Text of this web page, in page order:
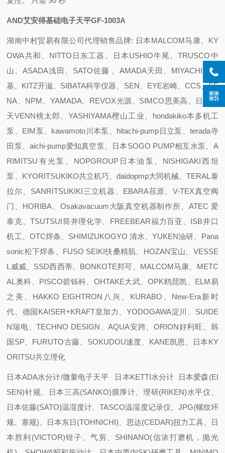
AND艾安得基础电子天平GF-1003A
湖南中村贸易有限公司代理销售品牌: 日本MALCOM马康、KY
OWA共和、NITTO日东工器、日本USHIO牛尾、TRUSCO中
山、ASADA浅田、SATO佐藤 、AMADA天田、MIYACHI米亚
基、KITZ开滋、SIBATA科学仪器、SEN、EYE岩崎、CCS、SE
NA、NPM、YAMADA、REVOX光源、SIMCO思美高、日本阀
天VENN桃太郎、YASHIYAMA樫山工业、hondakiko本多机工
泵、EIM泵、kawamoto川本泵、hitachi-pump日立泵、terada寺
田泵、aichi-pump爱知真空泵、日本SOGO PUMP相互水泵、A
RIMITSU有光泵、NOPGROUP日本油泵、NISHIGAKI西坦
泵、KYORITSUKIKO共立机巧、daidopmp大同机械、TERAL泰
拉尔、SANRITSUKIKI三立机器、EBARA荏原、V-TEX真空阀
门、HORIBA、Osakavacuum大阪真空机器制作所、ATEC 爱
泰克、TSUTSUI筒井理化学、FREEBEAR福力百亚、ISB井口
机工、OTC焊条、SHIMIZUKOGYO 清水、YUKEN油研、Pana
sonic松下焊条、FUSO SEIKI扶桑精肌、HOZAN宝山、VESSE
L威威、SSD西西蒂、BONKOTE邦可、MALCOM马康、METC
AL奥科、PISCO碧铄科、OHTAKE大武、OPK鸥琵凯、ELM易
之美、HAKKO EIGHTRON八兴、KURABO、New-Era新时
代、德国KAISER+KRAFT皇加力、YODOGAWA淀川、SUIDE
N瑞电、TECHNO DESIGN、AQUA安跨、ORION好利旺、韩
国SP、FURUTO古藤、SOKUDOU速度、KANE凯恩、日本KY
ORITSU共立理化
日本ADA水分计/微量电子天平 日本KETTI水分计 日本爱森(EI
SEN)针规、日本三高(SANKO)膜厚计、理研(RIKEN)水平仪、
日本佐藤(SATO)温湿度计、TASCO温湿度记录仪、JPG(螺纹环
规、塞规)、日本东日(TOHNICHI)、思达(CEDAR)扭力工具、日
本胜利(VICTOR)钳子、气剪、SHINANO(信浓打磨机，抛光